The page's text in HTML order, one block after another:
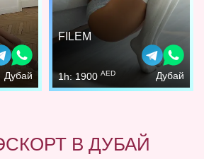
Дубай
FILEM
1h: 1900 AED Дубай
В ДУБАЙ